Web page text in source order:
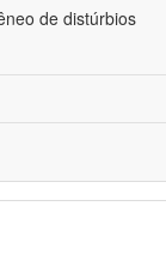
de distúrbios